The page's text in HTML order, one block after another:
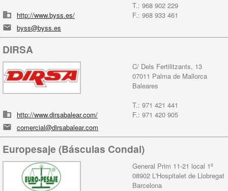
T.: 968 902 229
F.: 968 933 461
http://www.byss.es/
byss@byss.es
DIRSA
C/ Dels Fertilitzants, 13
07011 Palma de Mallorca
Baleares
T.: 971 421 441
F.: 971 420 905
http://www.dirsabalear.com/
comercial@dirsabalear.com
Europesaje (Básculas Condal)
General Prim 11-21 local 1º
08902 L'Hospitalet de Llobregat
Barcelona